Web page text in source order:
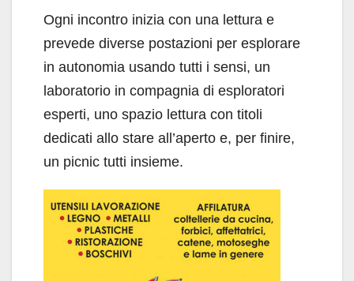
Ogni incontro inizia con una lettura e
prevede diverse postazioni per esplorare
in autonomia usando tutti i sensi, un
laboratorio in compagnia di esploratori
esperti, uno spazio lettura con titoli
dedicati allo stare all’aperto e, per finire,
un picnic tutti insieme.